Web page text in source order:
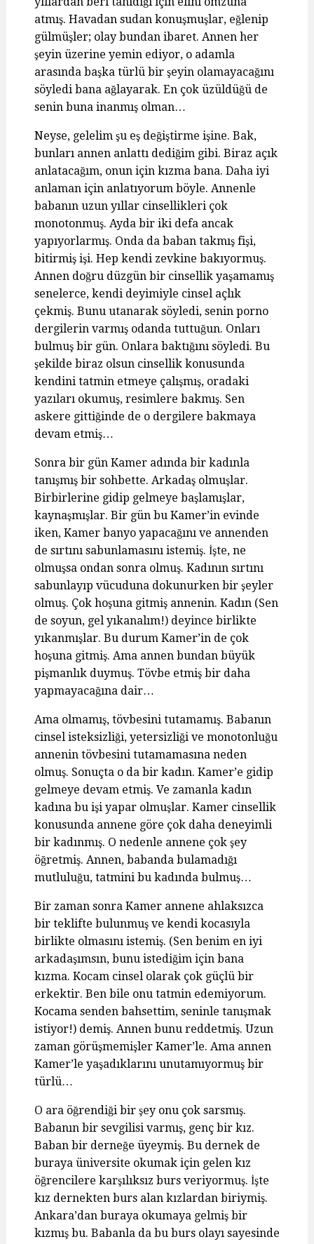
atmış. Havadan sudan konuşmuşlar, eğlenip
gülmüşler; olay bundan ibaret. Annen her
şeyin üzerine yemin ediyor, o adamla
arasında başka türlü bir şeyin olamayacağını
söyledi bana ağlayarak. En çok üzüldüğü de
senin buna inanmış olman…
Neyse, gelelim şu eş değiştirme işine. Bak,
bunları annen anlattı dediğim gibi. Biraz açık
anlatacağım, onun için kızma bana. Daha iyi
anlaman için anlatıyorum böyle. Annenle
babanın uzun yıllar cinsellikleri çok
monotonmuş. Ayda bir iki defa ancak
yapıyorlarmış. Onda da baban takmış fişi,
bitirmiş işi. Hep kendi zevkine bakıyormuş.
Annen doğru düzgün bir cinsellik yaşamamış
senelerce, kendi deyimiyle cinsel açlık
çekmiş. Bunu utanarak söyledi, senin porno
dergilerin varmış odanda tuttuğun. Onları
bulmuş bir gün. Onlara baktığını söyledi. Bu
şekilde biraz olsun cinsellik konusunda
kendini tatmin etmeye çalışmış, oradaki
yazıları okumuş, resimlere bakmış. Sen
askere gittiğinde de o dergilere bakmaya
devam etmiş…
Sonra bir gün Kamer adında bir kadınla
tanışmış bir sohbette. Arkadaş olmuşlar.
Birbirlerine gidip gelmeye başlamışlar,
kaynaşmışlar. Bir gün bu Kamer’in evinde
iken, Kamer banyo yapacağını ve annenden
de sırtını sabunlamasını istemiş. İşte, ne
olmuşsa ondan sonra olmuş. Kadının sırtını
sabunlayıp vücuduna dokunurken bir şeyler
olmuş. Çok hoşuna gitmiş annenin. Kadın (Sen
de soyun, gel yıkanalım!) deyince birlikte
yıkanmışlar. Bu durum Kamer’in de çok
hoşuna gitmiş. Ama annen bundan büyük
pişmanlık duymuş. Tövbe etmiş bir daha
yapmayacağına dair…
Ama olmamış, tövbesini tutamamış. Babanın
cinsel isteksizliği, yetersizliği ve monotonluğu
annenin tövbesini tutamamasına neden
olmuş. Sonuçta o da bir kadın. Kamer’e gidip
gelmeye devam etmiş. Ve zamanla kadın
kadına bu işi yapar olmuşlar. Kamer cinsellik
konusunda annene göre çok daha deneyimli
bir kadınmış. O nedenle annene çok şey
öğretmiş. Annen, babanda bulamadığı
mutluluğu, tatmini bu kadında bulmuş…
Bir zaman sonra Kamer annene ahlaksızca
bir teklifte bulunmuş ve kendi kocasıyla
birlikte olmasını istemiş. (Sen benim en iyi
arkadaşımsın, bunu istediğim için bana
kızma. Kocam cinsel olarak çok güçlü bir
erkektir. Ben bile onu tatmin edemiyorum.
Kocama senden bahsettim, seninle tanışmak
istiyor!) demiş. Annen bunu reddetmiş. Uzun
zaman görüşmemişler Kamer’le. Ama annen
Kamer’le yaşadıklarını unutamıyormuş bir
türlü…
O ara öğrendiği bir şey onu çok sarsmış.
Babanın bir sevgilisi varmış, genç bir kız.
Baban bir derneğe üyeymiş. Bu dernek de
buraya üniversite okumak için gelen kız
öğrencilere karşılıksız burs veriyormuş. İşte
kız dernekten burs alan kızlardan biriymiş.
Ankara’dan buraya okumaya gelmiş bir
kızmış bu. Babanla da bu burs olayı sayesinde